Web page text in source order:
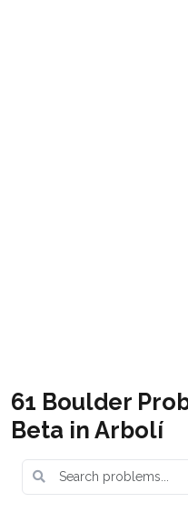
61 Boulder
Beta in Arbolí